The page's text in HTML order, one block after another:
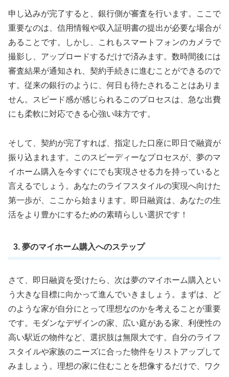
申し込みが完了すると、銀行側が審査を行います。ここで
重要なのは、信用情報や収入証明書の提出が必要な場合が
あることです。しかし、これもスマートフォンのカメラで
撮影し、アップロードするだけで済みます。数時間後には
審査結果が通知され、契約手続きに進むことができるので
す。従来の銀行のように、何日も待たされることはありま
せん。スピード感が感じられるこのプロセスは、急な出費
にも柔軟に対応できる心強い味方です。
そして、契約が完了すれば、指定した口座に即日で融資が
振り込まれます。このスピーディーなプロセスが、夢のマ
イホーム購入を今すぐにでも実現させる力を持っていると
言えるでしょう。あなたのライフスタイルの実現へ向けた
第一歩が、ここから始まります。即日融資は、あなたの生
活をより豊かにするための素晴らしい選択です！
3. 夢のマイホーム購入へのステップ
さて、即日融資を受けたら、次は夢のマイホーム購入とい
う大きな目標に向かって進んでいきましょう。まずは、ど
のような家が自分にとって理想なのかを考えることが重要
です。モダンなデザインの家、広い庭がある家、利便性の
高い駅近の物件など、選択肢は無限大です。自分のライフ
スタイルや家族のニーズに合った物件をリストアップして
みましょう。理想の家に住むことを想像するだけで、ワク